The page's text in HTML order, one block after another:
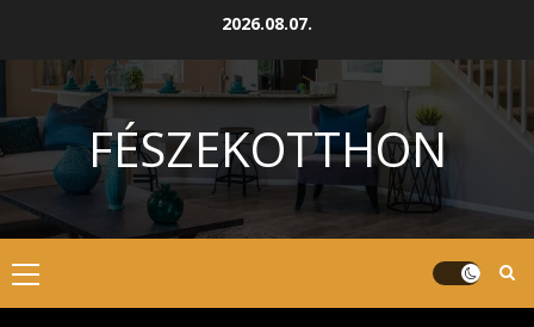
2026.08.07.
FÉSZEKOTTHON
Primary
Menu